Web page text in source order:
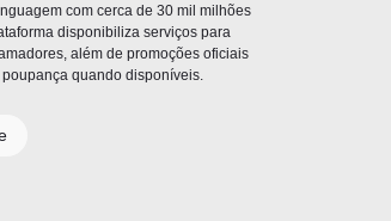
com cerca de 30 mil milhões
disponibiliza serviços para
além de promoções oficiais
quando disponíveis.